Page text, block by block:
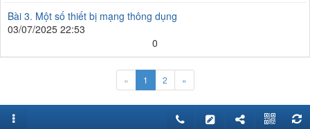
Bài 3. Một số thiết bị mạng thông dụng
03/07/2025 22:53
0
« 1 2 »